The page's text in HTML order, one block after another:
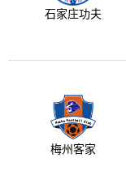
石家庄功夫
梅州客家